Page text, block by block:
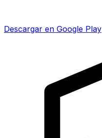
Descargar en Google Play